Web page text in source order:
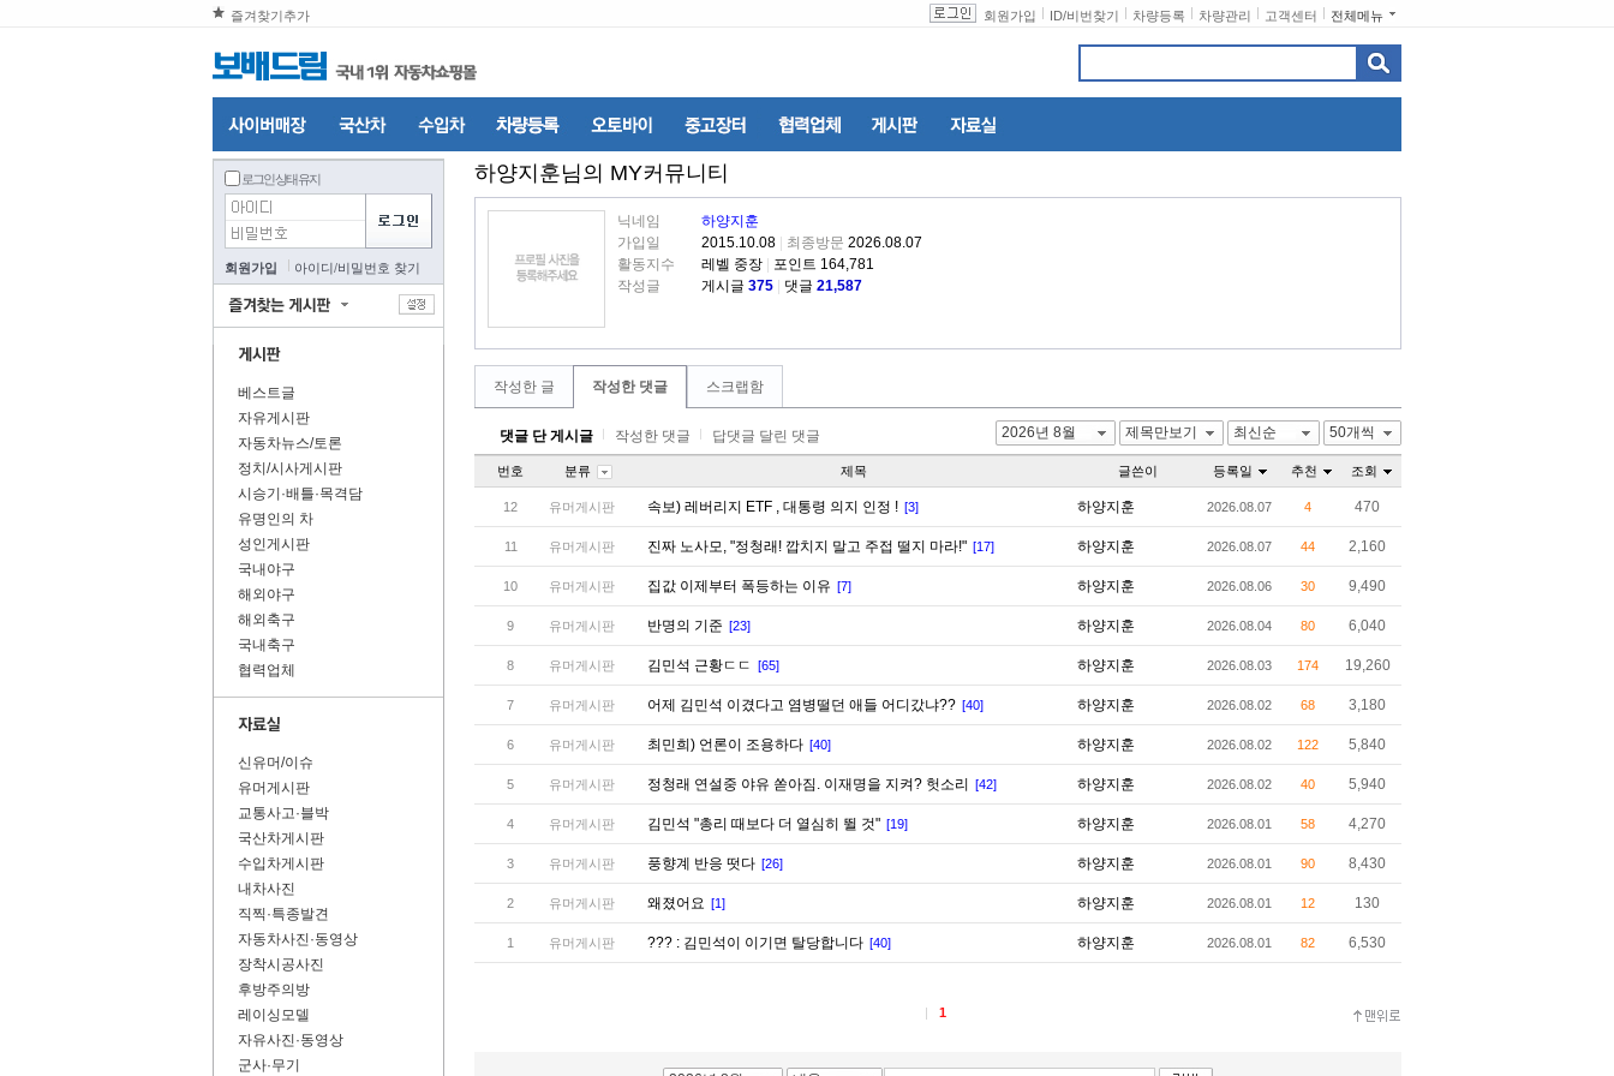
즐겨찾기추가 전체메뉴
고객센터
차량관리
차량등록
ID/비번찾기
회원가입
로그인 상태 유지
회원가입 아이디/비밀번호 찾기
베스트글
자유게시판
자동차뉴스/토론
정치/시사게시판
시승기·배틀·목격담
유명인의 차
성인게시판
국내야구
해외야구
해외축구
국내축구
협력업체
신유머/이슈
유머게시판
교통사고·블박
국산차게시판
수입차게시판
내차사진
직찍·특종발견
자동차사진·동영상
장착시공사진
후방주의방
레이싱모델
자유사진·동영상
군사·무기
하양지훈님의 MY커뮤니티
닉네임
하양지훈
가입일
2015.10.08 최종방문 2026.08.07
활동지수
레벨 중장
포인트 164,781
작성글
게시글 375 댓글 21,587
작성한 글 작성한 댓글 스크랩함
댓글 단 게시글 작성한 댓글 답댓글 달린 댓글 2026년 8월 제목만보기 최신순 50개씩
번호 분류 제목 글쓴이 등록일 추천 조회
12 유머게시판 속보) 레버리지 ETF , 대통령 의지 인정 ! [3] 하양지훈 2026.08.07 4 470
11 유머게시판 진짜 노사모, "정청래! 깝치지 말고 주접 떨지 마라!" [17] 하양지훈 2026.08.07 44 2,160
10 유머게시판 집값 이제부터 폭등하는 이유 [7] 하양지훈 2026.08.06 30 9,490
9 유머게시판 반명의 기준 [23] 하양지훈 2026.08.04 80 6,040
8 유머게시판 김민석 근황ㄷㄷ [65] 하양지훈 2026.08.03 174 19,260
7 유머게시판 어제 김민석 이겼다고 염병떨던 애들 어디갔냐?? [40] 하양지훈 2026.08.02 68 3,180
6 유머게시판 최민희) 언론이 조용하다 [40] 하양지훈 2026.08.02 122 5,840
5 유머게시판 정청래 연설중 야유 쏟아짐. 이재명을 지켜? 헛소리 [42] 하양지훈 2026.08.02 40 5,940
4 유머게시판 김민석 "총리 때보다 더 열심히 뛸 것" [19] 하양지훈 2026.08.01 58 4,270
3 유머게시판 풍향계 반응 떳다 [26] 하양지훈 2026.08.01 90 8,430
2 유머게시판 왜졌어요 [1] 하양지훈 2026.08.01 12 130
1 유머게시판 ??? : 김민석이 이기면 탈당합니다 [40] 하양지훈 2026.08.01 82 6,530
1